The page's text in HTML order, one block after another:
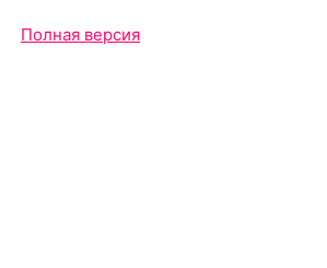
Полная версия